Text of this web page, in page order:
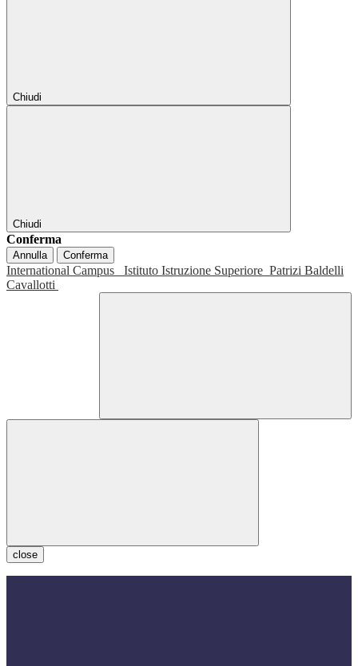
Chiudi
Chiudi
Conferma
Annulla Conferma
International Campus Istituto Istruzione Superiore Patrizi Baldelli
Cavallotti
close